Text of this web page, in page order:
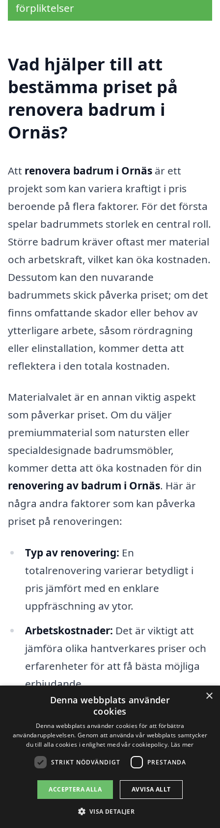
förpliktelser
Vad hjälper till att
bestämma priset på
renovera badrum i
Ornäs?
Att renovera badrum i Ornäs är ett
projekt som kan variera kraftigt i pris
beroende på flera faktorer. För det första
spelar badrummets storlek en central roll.
Större badrum kräver oftast mer material
och arbetskraft, vilket kan öka kostnaden.
Dessutom kan den nuvarande
badrummets skick påverka priset; om det
finns omfattande skador eller behov av
ytterligare arbete, såsom rördragning
eller elinstallation, kommer detta att
reflektera i den totala kostnaden.
Materialvalet är en annan viktig aspekt
som påverkar priset. Om du väljer
premiummaterial som natursten eller
specialdesignade badrumsmöbler,
kommer detta att öka kostnaden för din
renovering av badrum i Ornäs. Här är
några andra faktorer som kan påverka
priset på renoveringen:
Typ av renovering: En
totalrenovering varierar betydligt i
pris jämfört med en enklare
uppfräschning av ytor.
Arbetskostnader: Det är viktigt att
jämföra olika hantverkares priser och
erfarenheter för att få bästa möjliga
erbjudande.
Tidigare installationer:
specialinstallationer som behöver tas
hänsyn till, kan detta påverka både
tidsåtgång och kostnader.
Tillstånd och regler:
Beroende på vad
som ska göras kan vissa arbeten kräva
×
Denna webbplats använder
cookies
Denna webbplats använder cookies för att förbättra
användarupplevelsen. Genom att använda vår webbplats samtycker
du till alla cookies i enlighet med vår cookiepolicy. Läs mer
STRIKT NÖDVÄNDIGT PRESTANDA
ACCEPTERA ALLA AVVISA ALLT
VISA DETALJER